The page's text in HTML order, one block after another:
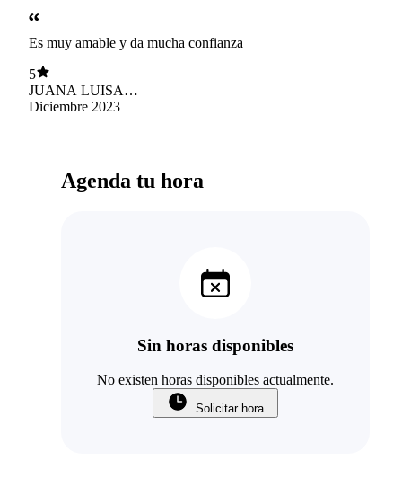
Es muy amable y da mucha confianza
5
JUANA LUISA
IBACETA
Diciembre 2023
Agenda tu hora
Sin horas disponibles
No existen horas disponibles actualmente.
Solicitar hora